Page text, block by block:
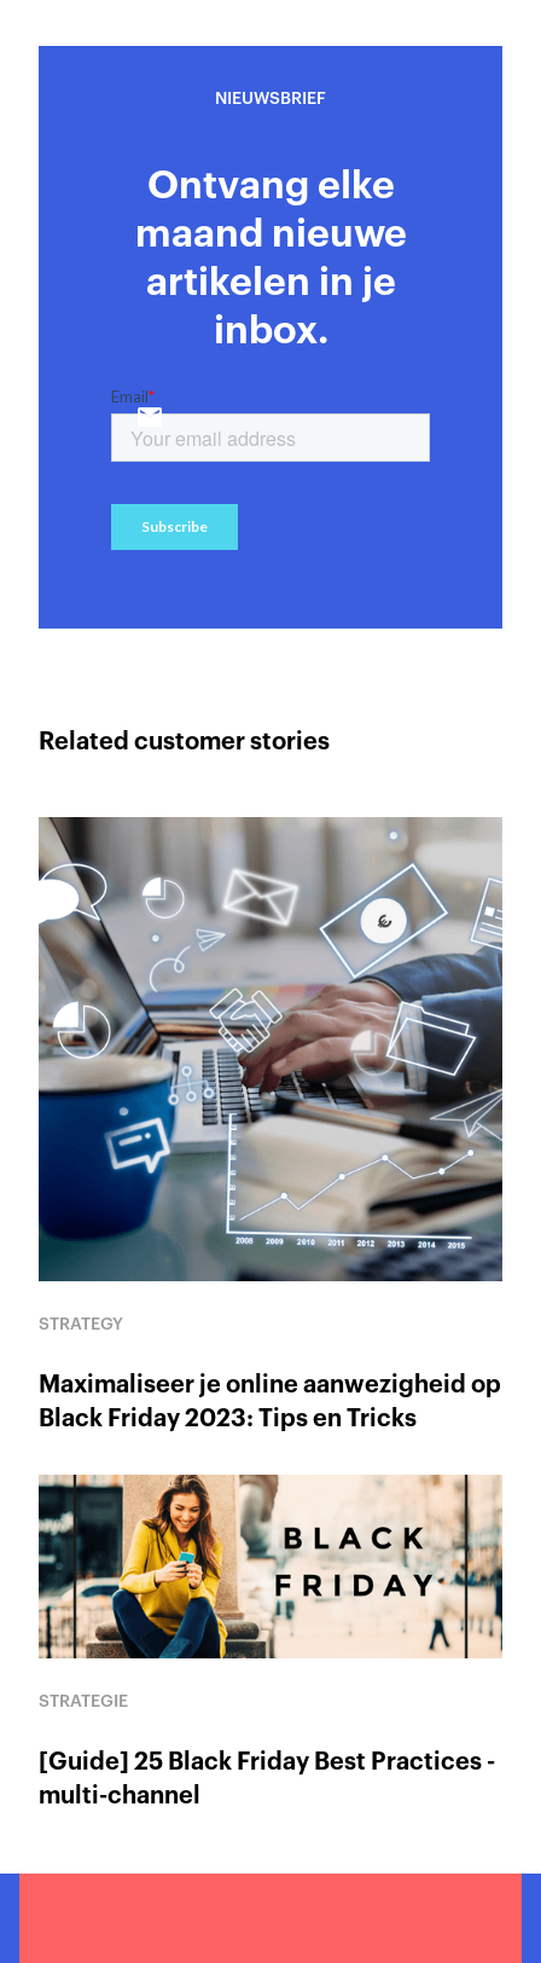
NIEUWSBRIEF
Ontvang elke
maand nieuwe
artikelen in je
inbox.
Related customer stories
STRATEGY
Maximaliseer je online aanwezigheid op
Black Friday 2023: Tips en Tricks
STRATEGIE
[Guide] 25 Black Friday Best Practices -
multi-channel